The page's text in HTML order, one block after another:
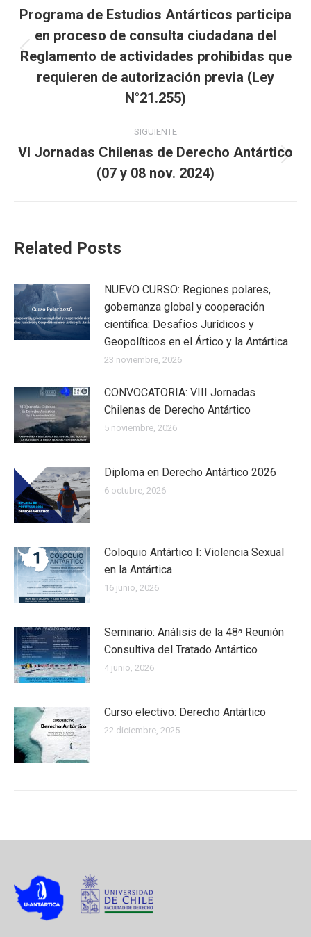
entre
publicacionesPublicación
anterior:
Programa de Estudios Antárticos participa
en proceso de consulta ciudadana del
Reglamento de actividades prohibidas que
requieren de autorización previa (Ley
N°21.255)
SIGUIENTE
siguiente:
VI Jornadas Chilenas de Derecho Antártico
(07 y 08 nov. 2024)
Related Posts
NUEVO CURSO: Regiones polares,
gobernanza global y cooperación
científica: Desafíos Jurídicos y
Geopolíticos en el Ártico y la Antártica.
23 noviembre, 2026
CONVOCATORIA: VIII Jornadas
Chilenas de Derecho Antártico
5 noviembre, 2026
Diploma en Derecho Antártico 2026
6 octubre, 2026
Coloquio Antártico I: Violencia Sexual
en la Antártica
16 junio, 2026
Seminario: Análisis de la 48ᵃ Reunión
Consultiva del Tratado Antártico
4 junio, 2026
Curso electivo: Derecho Antártico
22 diciembre, 2025